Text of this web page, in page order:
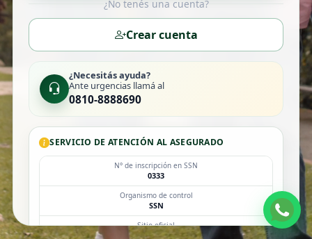
¿No tenés una cuenta?
Crear cuenta
¿Necesitás ayuda?
Ante urgencias llamá al
0810-8888690
SERVICIO DE ATENCIÓN AL ASEGURADO
N° de inscripción en SSN
0333
Organismo de control
SSN
Sitio oficial
argentina.gob.ar/ssn